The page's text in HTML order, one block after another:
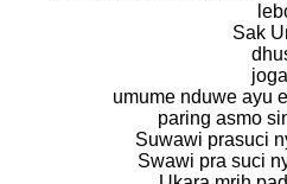
Sak
umume nduwe ayu
paring asmo
Suwawi prasuci
Swawi pra suci